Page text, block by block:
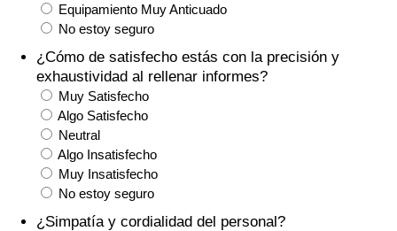
Equipamiento Muy Anticuado
No estoy seguro
¿Cómo de satisfecho estás con la precisión y
exhaustividad al rellenar informes?
Muy Satisfecho
Algo Satisfecho
Neutral
Algo Insatisfecho
Muy Insatisfecho
No estoy seguro
¿Simpatía y cordialidad del personal?
Índice de Contaminación (Actual)
Índice de contaminación
Índice de Contaminación por País
Tráfico
Índice de Tráfico